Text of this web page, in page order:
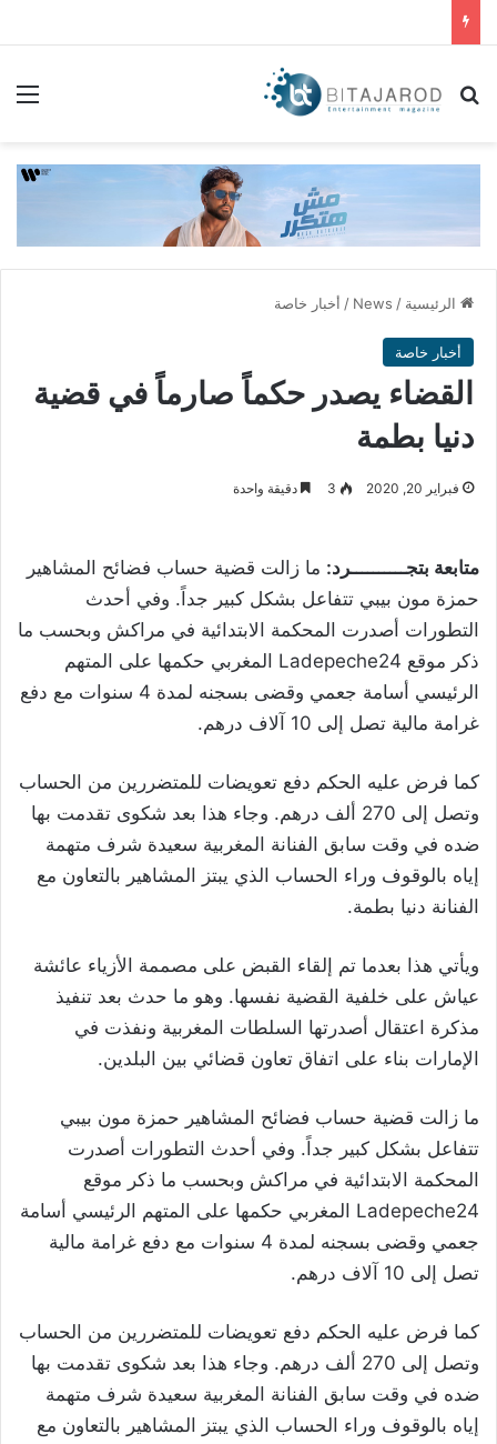
بحث عن
الرئيسية /
News
/ أخبار خاصة
أخبار خاصة
القضاء يصدر حكماً صارماً في قضية
دنيا بطمة
فبراير 20, 2020 3 دقيقة واحدة
متابعة بتجــــــــــرد: ما زالت قضية حساب فضائح المشاهير
حمزة مون بيبي تتفاعل بشكل كبير جداً. وفي أحدث
التطورات أصدرت المحكمة الابتدائية في مراكش وبحسب ما
ذكر موقع Ladepeche24 المغربي حكمها على المتهم
الرئيسي أسامة جعمي وقضى بسجنه لمدة 4 سنوات مع دفع
غرامة مالية تصل إلى 10 آلاف درهم.
كما فرض عليه الحكم دفع تعويضات للمتضررين من الحساب
وتصل إلى 270 ألف درهم. وجاء هذا بعد شكوى تقدمت بها
ضده في وقت سابق الفنانة المغربية سعيدة شرف متهمة
إياه بالوقوف وراء الحساب الذي يبتز المشاهير بالتعاون مع
الفنانة دنيا بطمة.
ويأتي هذا بعدما تم إلقاء القبض على مصممة الأزياء عائشة
عياش على خلفية القضية نفسها. وهو ما حدث بعد تنفيذ
مذكرة اعتقال أصدرتها السلطات المغربية ونفذت في
الإمارات بناء على اتفاق تعاون قضائي بين البلدين.
ما زالت قضية حساب فضائح المشاهير حمزة مون بيبي
تتفاعل بشكل كبير جداً. وفي أحدث التطورات أصدرت
المحكمة الابتدائية في مراكش وبحسب ما ذكر موقع
Ladepeche24 المغربي حكمها على المتهم الرئيسي أسامة
جعمي وقضى بسجنه لمدة 4 سنوات مع دفع غرامة مالية
تصل إلى 10 آلاف درهم.
كما فرض عليه الحكم دفع تعويضات للمتضررين من الحساب
وتصل إلى 270 ألف درهم. وجاء هذا بعد شكوى تقدمت بها
ضده في وقت سابق الفنانة المغربية سعيدة شرف متهمة
إياه بالوقوف وراء الحساب الذي يبتز المشاهير بالتعاون مع